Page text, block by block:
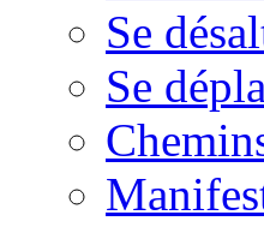
Se
Se